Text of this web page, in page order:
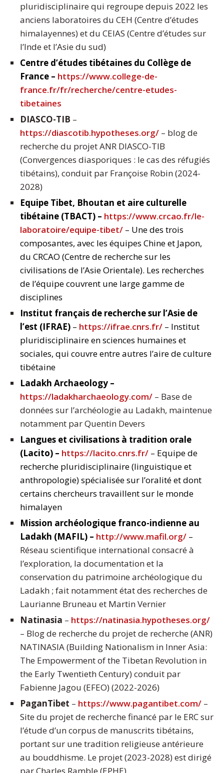
pluridisciplinaire qui regroupe depuis 2022 les
anciens laboratoires du CEH (Centre d’études
himalayennes) et du CEIAS (Centre d’études sur
l’Inde et l’Asie du sud)
Centre d’études tibétaines du Collège de
France – https://www.college-de-
france.fr/fr/recherche/centre-etudes-
tibetaines
DIASCO-TIB –
https://diascotib.hypotheses.org/ – blog de
recherche du projet ANR DIASCO-TIB
(Convergences diasporiques : le cas des réfugiés
tibétains), conduit par Françoise Robin (2024-
2028)
Equipe Tibet, Bhoutan et aire culturelle
tibétaine (TBACT) – https://www.crcao.fr/le-
laboratoire/equipe-tibet/ – Une des trois
composantes, avec les équipes Chine et Japon,
du CRCAO (Centre de recherche sur les
civilisations de l’Asie Orientale). Les recherches
de l’équipe couvrent une large gamme de
disciplines
Institut français de recherche sur l’Asie de
l’est (IFRAE) – https://ifrae.cnrs.fr/ – Institut
pluridisciplinaire en sciences humaines et
sociales, qui couvre entre autres l’aire de culture
tibétaine
Ladakh Archaeology –
https://ladakharchaeology.com/ – Base de
données sur l’archéologie au Ladakh, maintenue
notamment par Quentin Devers
Langues et civilisations à tradition orale
(Lacito) – https://lacito.cnrs.fr/ – Equipe de
recherche pluridisciplinaire (linguistique et
anthropologie) spécialisée sur l’oralité et dont
certains chercheurs travaillent sur le monde
himalayen
Mission archéologique franco-indienne au
Ladakh (MAFIL) – http://www.mafil.org/ –
Réseau scientifique international consacré à
l’exploration, la documentation et la
conservation du patrimoine archéologique du
Ladakh ; fait notamment état des recherches de
Laurianne Bruneau et Martin Vernier
Natinasia – https://natinasia.hypotheses.org/
– Blog de recherche du projet de recherche (ANR)
NATINASIA (Building Nationalism in Inner Asia:
The Empowerment of the Tibetan Revolution in
the Early Twentieth Century) conduit par
Fabienne Jagou (EFEO) (2022-2026)
PaganTibet – https://www.pagantibet.com/ –
Site du projet de recherche financé par le ERC sur
l’étude d’un corpus de manuscrits tibétains,
portant sur une tradition religieuse antérieure
au bouddhisme. Le projet (2023-2028) est dirigé